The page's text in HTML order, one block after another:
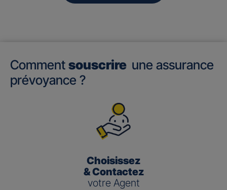
Comment souscrire une assurance
prévoyance ?
Choisissez
& Contactez
votre Agent